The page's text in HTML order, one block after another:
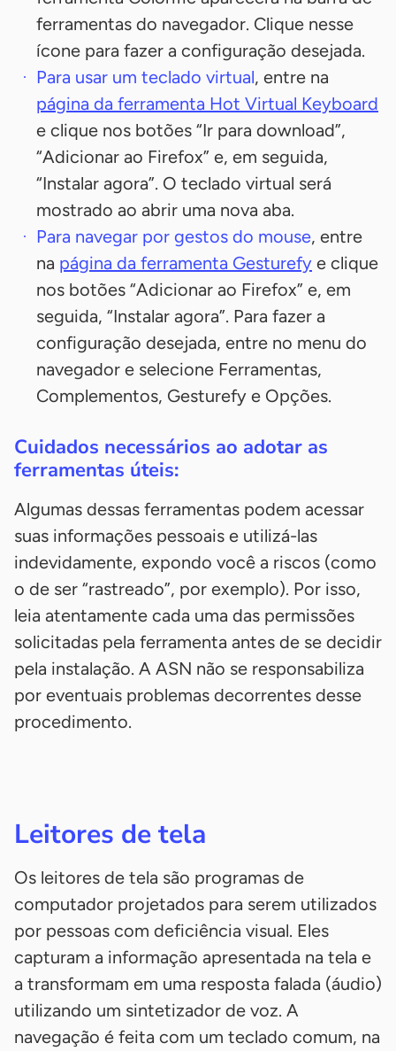
ferramentas do navegador. Clique nesse
ícone para fazer a configuração desejada.
Para usar um teclado virtual, entre na
página da ferramenta Hot Virtual Keyboard
e clique nos botões “Ir para download”,
“Adicionar ao Firefox” e, em seguida,
“Instalar agora”. O teclado virtual será
mostrado ao abrir uma nova aba.
Para navegar por gestos do mouse, entre
na página da ferramenta Gesturefy e clique
nos botões “Adicionar ao Firefox” e, em
seguida, “Instalar agora”. Para fazer a
configuração desejada, entre no menu do
navegador e selecione Ferramentas,
Complementos, Gesturefy e Opções.
Cuidados necessários ao adotar as
ferramentas úteis:
Algumas dessas ferramentas podem acessar
suas informações pessoais e utilizá-las
indevidamente, expondo você a riscos (como
o de ser “rastreado”, por exemplo). Por isso,
leia atentamente cada uma das permissões
solicitadas pela ferramenta antes de se decidir
pela instalação. A ASN não se responsabiliza
por eventuais problemas decorrentes desse
procedimento.
Leitores de tela
Os leitores de tela são programas de
computador projetados para serem utilizados
por pessoas com deficiência visual. Eles
capturam a informação apresentada na tela e
a transformam em uma resposta falada (áudio)
utilizando um sintetizador de voz. A
navegação é feita com um teclado comum, na